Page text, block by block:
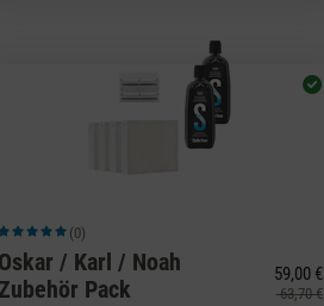
Durchschnittliche Bewertung von 5 von 5 Sternen
(0)
Oskar / Karl / Noah
Zubehör Pack
59,00 €
63,70 €